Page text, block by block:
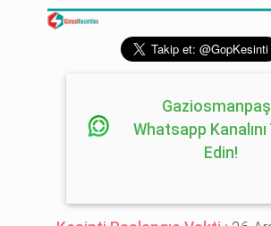
Whatsapp Kanalını
Edin!